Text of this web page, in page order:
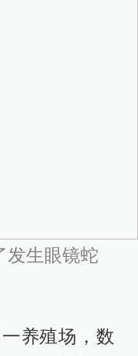
发生眼镜蛇
养殖场，数